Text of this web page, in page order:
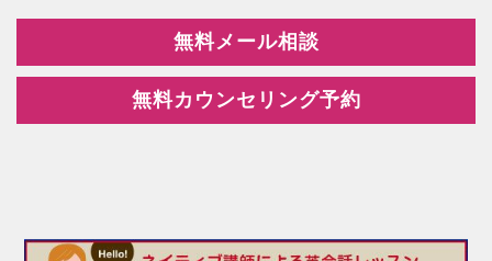
無料メール相談
無料カウンセリング予約